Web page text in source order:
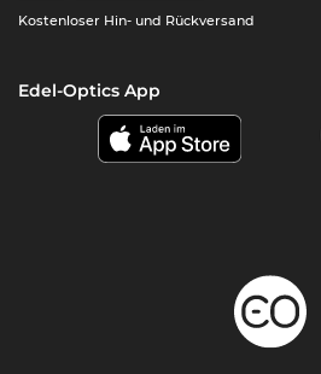
Kostenloser Hin- und Rückversand
Edel-Optics App